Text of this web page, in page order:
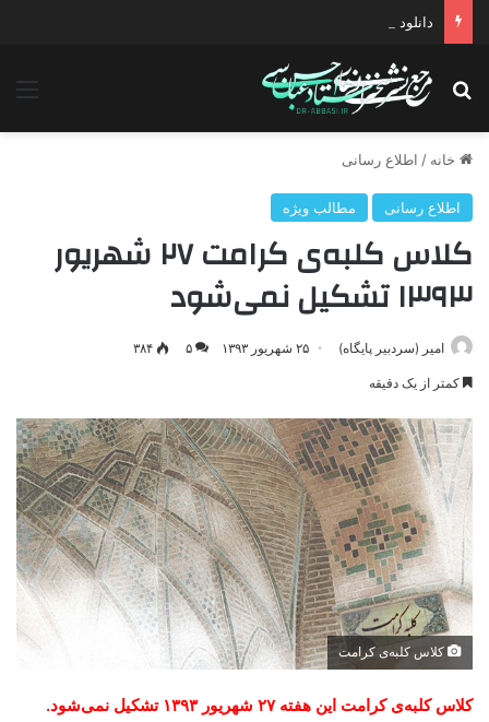
دانلود سخنرانی استاد حسن عباسی با موضوع چهار انتخاب ۱۴۰۰
جستجو برای
خانه / اطلاع رسانی
اطلاع رسانی مطالب ویژه
کلاس کلبه‌ی کرامت ۲۷ شهریور
۱۳۹۳ تشکیل نمی‌شود
امیر (سردبیر پایگاه) ۲۵ شهریور ۱۳۹۳ ۵ ۳۸۴
کمتر از یک دقیقه
کلاس کلبه‌ی کرامت
کلاس کلبه‌ی کرامت این هفته ۲۷ شهریور ۱۳۹۳ تشکیل نمی‌شود.